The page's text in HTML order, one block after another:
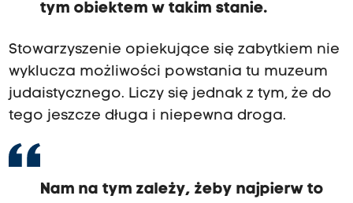
tym obiektem w takim stanie.
Stowarzyszenie opiekujące się zabytkiem nie
wyklucza możliwości powstania tu muzeum
judaistycznego. Liczy się jednak z tym, że do
tego jeszcze długa i niepewna droga.
Nam na tym zależy, żeby najpierw to